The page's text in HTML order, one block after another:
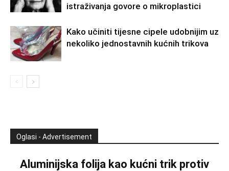
istraživanja govore o mikroplastici
Kako učiniti tijesne cipele udobnijim uz
nekoliko jednostavnih kućnih trikova
Oglasi - Advertisement
Aluminijska folija kao kućni trik protiv